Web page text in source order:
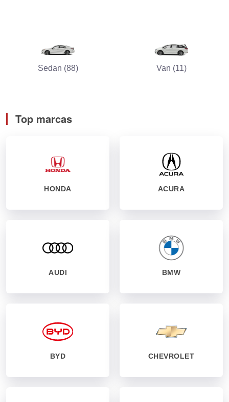
Sedan (88) Van (11)
Top marcas
HONDA ACURA
AUDI BMW
BYD CHEVROLET